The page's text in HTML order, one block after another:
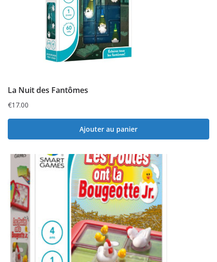
La Nuit des Fantômes
€17.00
Ajouter au panier